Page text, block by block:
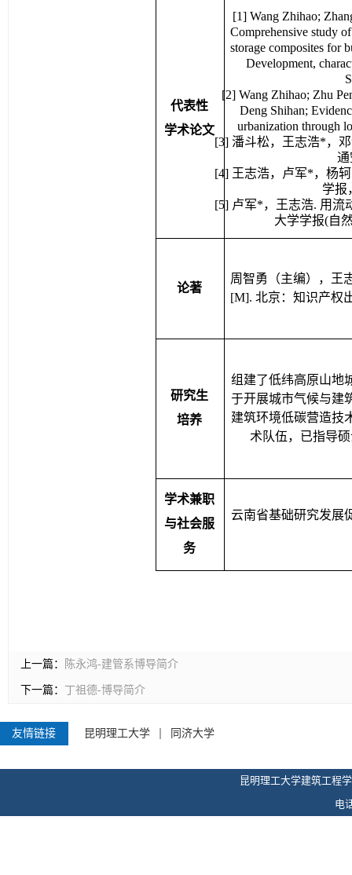
代表性
学术论文
[1] Wang Zhihao
;
Comprehensive study
storage composites for
Development,
[2] Wang Zhihao ; Zhu
Deng Shihan;
urbanization through
[3] 潘斗松，王志浩*，
[ 4] 王志浩，卢军 * ，杨轲
学报
[5] 卢军 * ，王志浩
用流
大学学报(自
论著
周智勇（主编），王
[M].
北京：知识产权
研究生
培养
组建了低纬高原山地
于开展城市气候与建
建筑环境低碳营造技
术队伍，已指导
学术兼职
与社会服
务
云南省基础研究发展
上一篇： 陈永鸿-建管系博导简介
下一篇： 丁祖德-博导简介
友情链接 昆明理工大学 同济大学
昆明理工大学建筑工程
电